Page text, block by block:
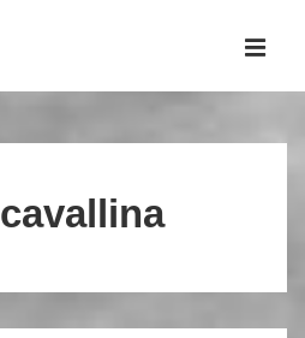
cavallina